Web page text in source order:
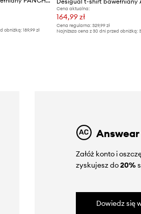
obniżką: 189,99 zł
Cena aktualna:
164,99 zł
Cena regularna: 329,99 zł
Najniższa cena z 30 dni przed obniżką:
Załóż konto i
zyskujesz do20%
Dowiedz się